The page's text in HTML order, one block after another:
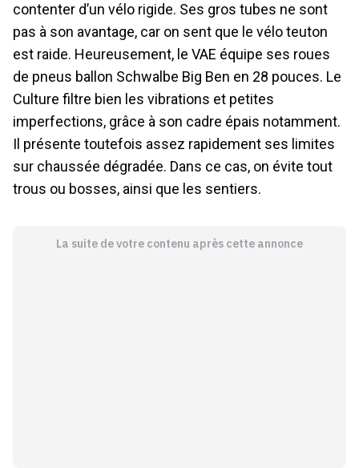
contenter d’un vélo rigide. Ses gros tubes ne sont
pas à son avantage, car on sent que le vélo teuton
est raide. Heureusement, le VAE équipe ses roues
de pneus ballon Schwalbe Big Ben en 28 pouces. Le
Culture filtre bien les vibrations et petites
imperfections, grâce à son cadre épais notamment.
Il présente toutefois assez rapidement ses limites
sur chaussée dégradée. Dans ce cas, on évite tout
trous ou bosses, ainsi que les sentiers.
La suite de votre contenu après cette annonce